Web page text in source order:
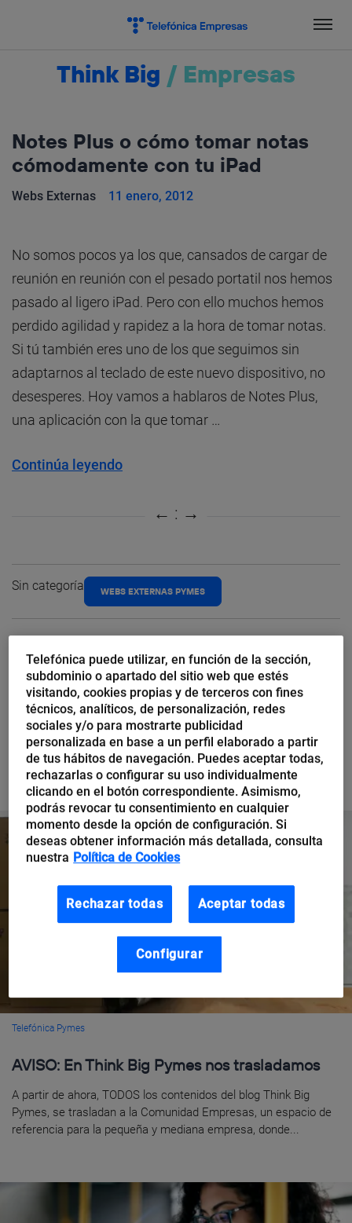
Think Big / Empresas
Notes Plus o cómo tomar notas
cómodamente con tu iPad
Webs Externas 11 enero, 2012
No somos pocos ya los que, cansados de cargar de
reunión en reunión con el pesado portatil nos hemos
pasado al ligero iPad. Pero con ello muchos hemos
perdido agilidad y rapidez a la hora de tomar notas.
Si tú también eres uno de los que seguimos sin
adaptarnos al teclado de este nuevo dispositivo, no
desesperes. Hoy vamos a hablaros de Notes Plus,
una aplicación con la que tomar …
Continúa leyendo
Sin categoría WEBS EXTERNAS PYMES
Webs Externas
Los posts de otros blogs de Movistar.
Te puede interesar
Telefónica Pymes
AVISO: En Think Big Pymes nos trasladamos
A partir de ahora, TODOS los contenidos del blog Think Big
Pymes, se trasladan a la Comunidad Empresas, un espacio de
referencia para la pequeña y mediana empresa, donde...
Telefónica puede utilizar, en función de la sección,
subdominio o apartado del sitio web que estés
visitando, cookies propias y de terceros con fines
técnicos, analíticos, de personalización, redes
sociales y/o para mostrarte publicidad
personalizada en base a un perfil elaborado a partir
de tus hábitos de navegación. Puedes aceptar todas,
rechazarlas o configurar su uso individualmente
clicando en el botón correspondiente. Asimismo,
podrás revocar tu consentimiento en cualquier
momento desde la opción de configuración. Si
deseas obtener información más detallada, consulta
nuestra Política de Cookies
Rechazar todas Aceptar todas
Configurar